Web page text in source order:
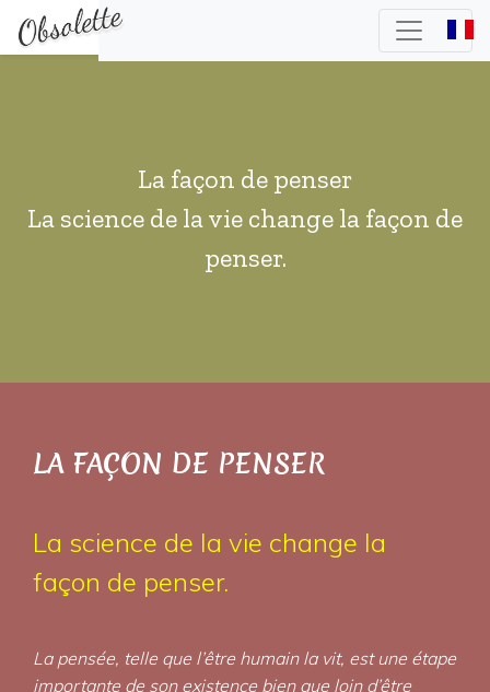
La façon de penser
La science de la vie change la façon de
penser.
LA FAÇON DE PENSER
La science de la vie change la
façon de penser.
La pensée, telle que l’être humain la vit, est une étape
importante de son existence bien que loin d’être